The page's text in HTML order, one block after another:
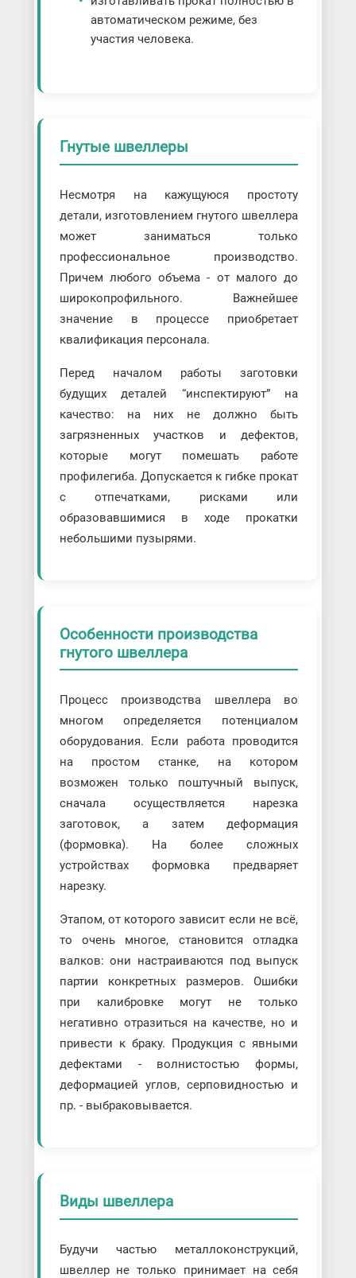
автоматическом режиме, без
участия человека.
Гнутые швеллеры
Несмотря на кажущуюся простоту
детали, изготовлением гнутого швеллера
может заниматься только
профессиональное производство.
Причем любого объема - от малого до
широкопрофильного. Важнейшее
значение в процессе приобретает
квалификация персонала.
Перед началом работы заготовки
будущих деталей “инспектируют” на
качество: на них не должно быть
загрязненных участков и дефектов,
которые могут помешать работе
профилегиба. Допускается к гибке прокат
с отпечатками, рисками или
образовавшимися в ходе прокатки
небольшими пузырями.
Особенности производства
гнутого швеллера
Процесс производства швеллера во
многом определяется потенциалом
оборудования. Если работа проводится
на простом станке, на котором
возможен только поштучный выпуск,
сначала осуществляется нарезка
заготовок, а затем деформация
(формовка). На более сложных
устройствах формовка предваряет
нарезку.
Этапом, от которого зависит если не всё,
то очень многое, становится отладка
валков: они настраиваются под выпуск
партии конкретных размеров. Ошибки
при калибровке могут не только
негативно отразиться на качестве, но и
привести к браку. Продукция с явными
дефектами - волнистостью формы,
деформацией углов, серповидностью и
пр. - выбраковывается.
Виды швеллера
Будучи частью металлоконструкций,
швеллер не только принимает на себя